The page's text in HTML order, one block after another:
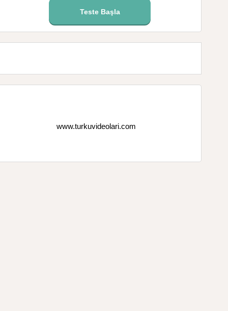
Teste Başla
www.turkuvideolari.com